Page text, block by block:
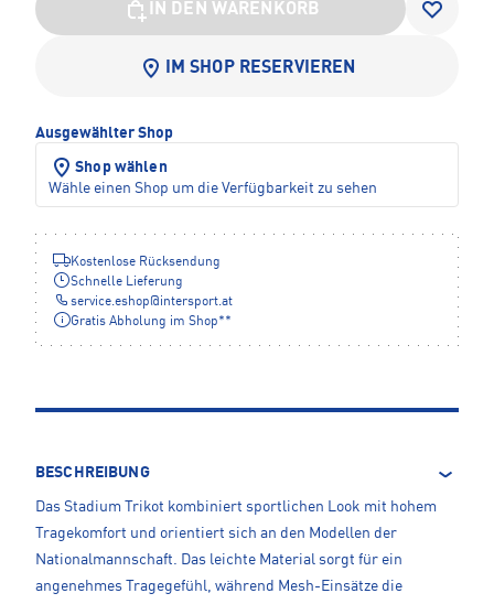
IN DEN WARENKORB
IM SHOP RESERVIEREN
Ausgewählter Shop
Shop wählen
Wähle einen Shop um die Verfügbarkeit zu sehen
Kostenlose Rücksendung
Schnelle Lieferung
service.eshop@ intersport.at
Gratis Abholung im Shop**
BESCHREIBUNG
Das Stadium Trikot kombiniert sportlichen Look mit hohem
Tragekomfort und orientiert sich an den Modellen der
Nationalmannschaft. Das leichte Material sorgt für ein
angenehmes Tragegefühl, während Mesh-Einsätze die